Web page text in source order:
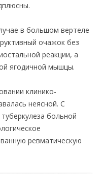
в большом вертеле
очажок без
реакции, а
ягодичной мышцы.
клинико-
неясной. С
больной
ревматическую